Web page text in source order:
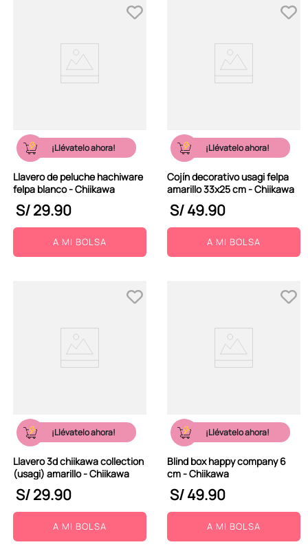
¡Llévatelo ahora!
Llavero de peluche hachiware
felpa blanco - Chiikawa
S/29.90
A MI BOLSA
¡Llévatelo ahora!
Cojín decorativo usagi felpa
amarillo 33x25 cm - Chiikawa
S/49.90
A MI BOLSA
¡Llévatelo ahora!
Llavero 3d chiikawa collection
(usagi) amarillo - Chiikawa
S/29.90
A MI BOLSA
¡Llévatelo ahora!
Blind box happy company 6
cm - Chiikawa
S/49.90
A MI BOLSA